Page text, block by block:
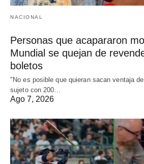
NACIONAL
Personas que acapararon
Mundial se quejan de
boletos
"No es posible que quieran sacan ventaja
sujeto con 200…
Ago 7, 2026